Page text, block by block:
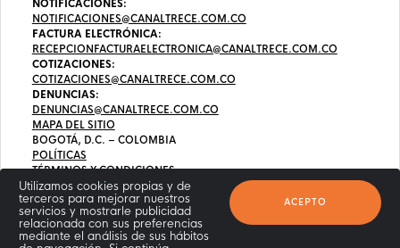
Utilizamos cookies propias y de
terceros para mejorar nuestros
servicios y mostrarle publicidad
relacionada con sus preferencias
mediante el análisis de sus hábitos
ACEPTO
NOTIFICACIONES:
NOTIFICACIONES@CANALTRECE.COM.CO
FACTURA ELECTRÓNICA:
RECEPCIONFACTURAELECTRONICA@CANALTRECE.COM.CO
COTIZACIONES:
COTIZACIONES@CANALTRECE.COM.CO
DENUNCIAS:
DENUNCIAS@CANALTRECE.COM.CO
MAPA DEL SITIO
BOGOTÁ, D.C. – COLOMBIA
POLÍTICAS
TÉRMINOS Y CONDICIONES